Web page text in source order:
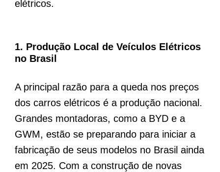
elétricos.
1. Produção Local de Veículos Elétricos
no Brasil
A principal razão para a queda nos preços
dos carros elétricos é a produção nacional.
Grandes montadoras, como a BYD e a
GWM, estão se preparando para iniciar a
fabricação de seus modelos no Brasil ainda
em 2025. Com a construção de novas